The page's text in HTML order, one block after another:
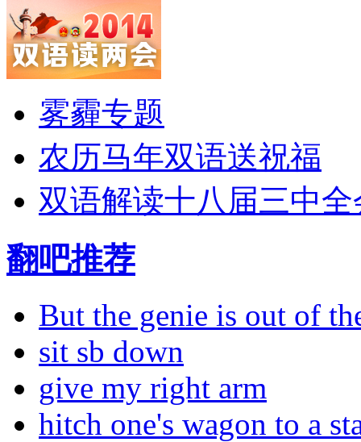
雾霾专题
农历马年双语送祝福
双语解读十八届三中全
翻吧推荐
But the genie is out of
sit sb down
give my right arm
hitch one's wagon to a